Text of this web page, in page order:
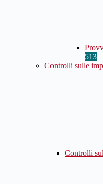
513
Controlli sulle
Controlli